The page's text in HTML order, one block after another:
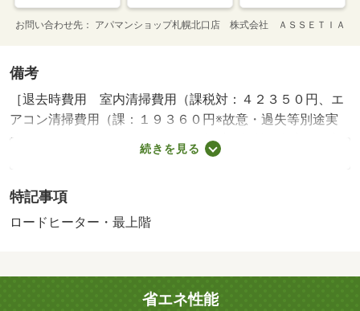
お問い合わせ先 アパマンショップ札幌北口店 株式会社 ＡＳＳＥＴＩＡ
備考
［退去時費用 室内清掃費用（課税対：４２３５０円、エ
アコン清掃費用（課：１９３６０円※故意・過失等別途実
費］ ＮＯ：４３３９０８０６・賃貸保証等：加入要（初
回：支払総額の５０％（部屋の契約は下限２００００円
（部屋の契約は下限１０００円／月 その他の契約は下限
なし） 年更新：なし）・維持費等：町内会費１００円／
校停歩３分・ご希望の場所への送迎承っております！お気
軽にご相談下さいませ！また、ご希望物件でのお待ち合わ
続きを見る
特記事項
ロードヒーター・最上階
省エネ性能